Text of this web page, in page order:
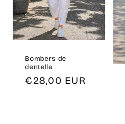
Bombers de
dentelle
Prix
€28,00 EUR